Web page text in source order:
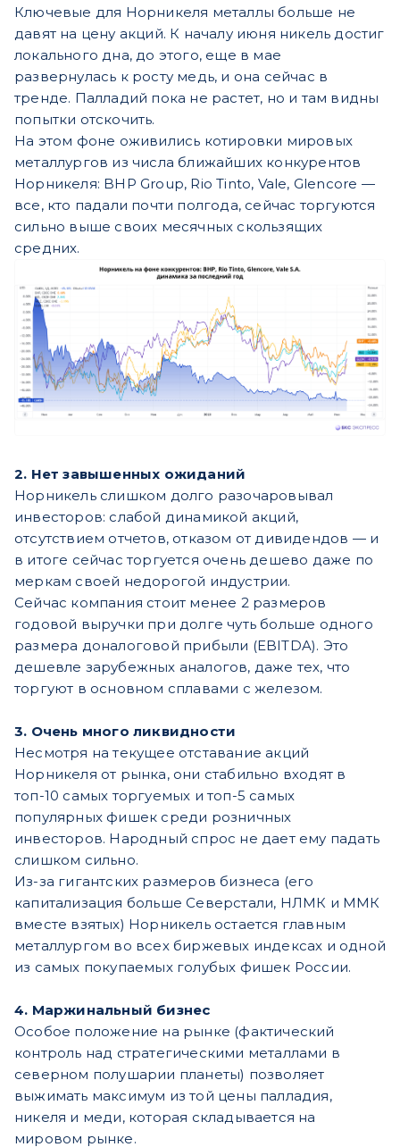
Ключевые для Норникеля металлы больше не
давят на цену акций. К началу июня никель достиг
локального дна, до этого, еще в мае
развернулась к росту медь, и она сейчас в
тренде. Палладий пока не растет, но и там видны
попытки отскочить.
На этом фоне оживились котировки мировых
металлургов из числа ближайших конкурентов
Норникеля: BHP Group, Rio Tinto, Vale, Glencore —
все, кто падали почти полгода, сейчас торгуются
сильно выше своих месячных скользящих
средних.
2. Нет завышенных ожиданий
Норникель слишком долго разочаровывал
инвесторов: слабой динамикой акций,
отсутствием отчетов, отказом от дивидендов — и
в итоге сейчас торгуется очень дешево даже по
меркам своей недорогой индустрии.
Сейчас компания стоит менее 2 размеров
годовой выручки при долге чуть больше одного
размера доналоговой прибыли (EBITDA). Это
дешевле зарубежных аналогов, даже тех, что
торгуют в основном сплавами с железом.
3. Очень много ликвидности
Несмотря на текущее отставание акций
Норникеля от рынка, они стабильно входят в
топ-10 самых торгуемых и топ-5 самых
популярных фишек среди розничных
инвесторов. Народный спрос не дает ему падать
слишком сильно.
Из-за гигантских размеров бизнеса (его
капитализация больше Северстали, НЛМК и ММК
вместе взятых) Норникель остается главным
металлургом во всех биржевых индексах и одной
из самых покупаемых голубых фишек России.
4. Маржинальный бизнес
Особое положение на рынке (фактический
контроль над стратегическими металлами в
северном полушарии планеты) позволяет
выжимать максимум из той цены палладия,
никеля и меди, которая складывается на
мировом рынке.